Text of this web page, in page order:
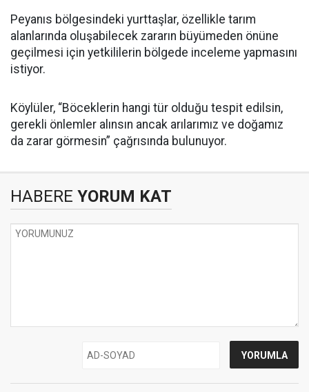
Peyanıs bölgesindeki yurttaşlar, özellikle tarım
alanlarında oluşabilecek zararın büyümeden önüne
geçilmesi için yetkililerin bölgede inceleme yapmasını
istiyor.
Köylüler, “Böceklerin hangi tür olduğu tespit edilsin,
gerekli önlemler alınsın ancak arılarımız ve doğamız
da zarar görmesin” çağrısında bulunuyor.
HABERE YORUM KAT